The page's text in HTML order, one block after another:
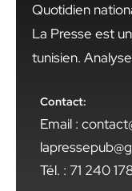
Quotidien
La Presse est
tunisien.
Contact:
Email :
Tél. : 71 240